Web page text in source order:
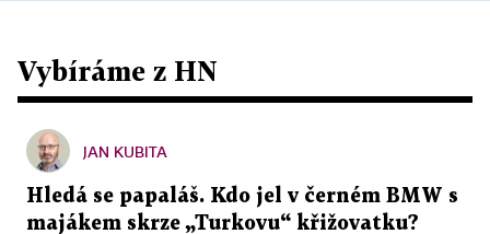
Vybíráme z HN
JAN KUBITA
Hledá se papaláš. Kdo jel v černém BMW s
majákem skrze „Turkovu“ křižovatku?